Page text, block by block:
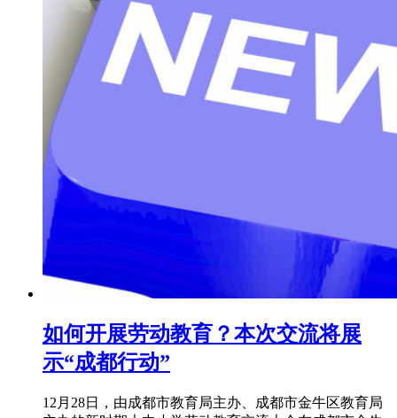
如何开展劳动教育？本次交流将展
示“成都行动”
12月28日，由成都市教育局主办、成都市金牛区教育局